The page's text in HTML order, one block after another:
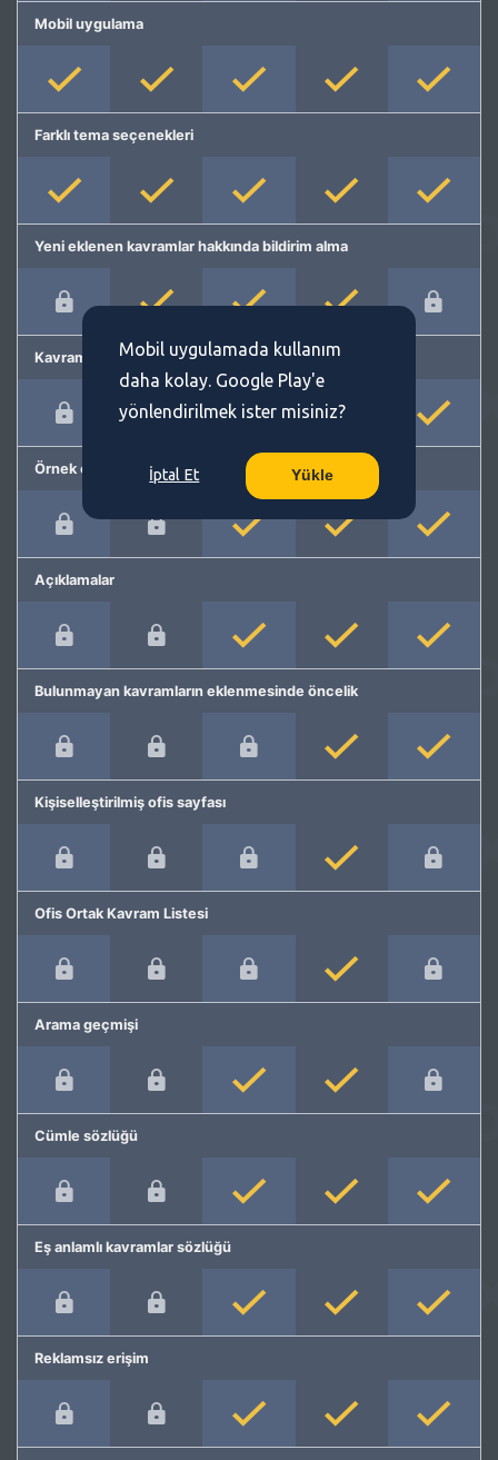
Mobil uygulama
Farklı tema seçenekleri
Yeni eklenen kavramlar hakkında bildirim alma
Kavram önerme
Örnek cümleler
Açıklamalar
Bulunmayan kavramların eklenmesinde öncelik
Kişiselleştirilmiş ofis sayfası
Ofis Ortak Kavram Listesi
Arama geçmişi
Cümle sözlüğü
Eş anlamlı kavramlar sözlüğü
Reklamsız erişim
Mobil uygulamada kullanım
daha kolay. Google Play'e
yönlendirilmek ister misiniz?
İptal Et Yükle